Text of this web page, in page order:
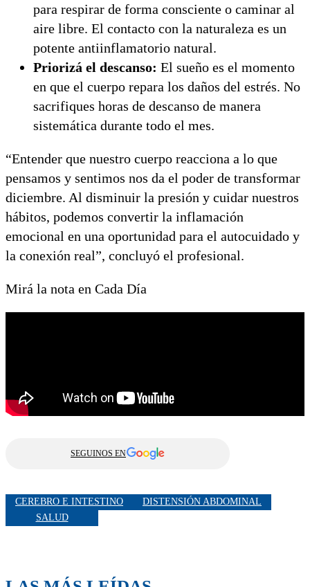
para respirar de forma consciente o caminar al
aire libre. El contacto con la naturaleza es un
potente antiinflamatorio natural.
Priorizá el descanso: El sueño es el momento
en que el cuerpo repara los daños del estrés. No
sacrifiques horas de descanso de manera
sistemática durante todo el mes.
“Entender que nuestro cuerpo reacciona a lo que
pensamos y sentimos nos da el poder de transformar
diciembre. Al disminuir la presión y cuidar nuestros
hábitos, podemos convertir la inflamación
emocional en una oportunidad para el autocuidado y
la conexión real”, concluyó el profesional.
Mirá la nota en Cada Día
SEGUINOS EN
CEREBRO E INTESTINO
DISTENSIÓN ABDOMINAL
SALUD